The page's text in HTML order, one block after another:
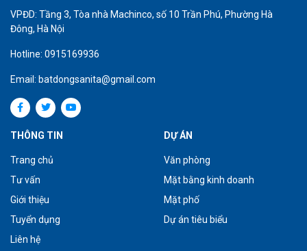
VPĐD: Tầng 3, Tòa nhà Machinco, số 10 Trần Phú, Phường Hà
Đông, Hà Nội
Hotline: 0915169936
Email: batdongsanita@gmail.com
THÔNG TIN
Trang chủ
Tư vấn
Giới thiệu
Tuyển dụng
Liên hệ
DỰ ÁN
Văn phòng
Mặt bằng kinh doanh
Mặt phố
Dự án tiêu biểu